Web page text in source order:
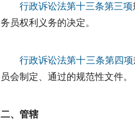
行政诉讼法第十三条第三项
务员权利义务的决定。
行政诉讼法第十三条第四项
员会制定、通过的规范性文件。
二、管辖